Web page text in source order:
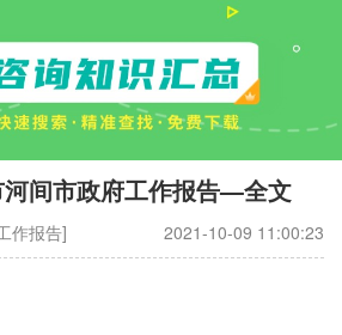
间市政府工作报告—全文
作报告] 2021-10-09 11:00:23